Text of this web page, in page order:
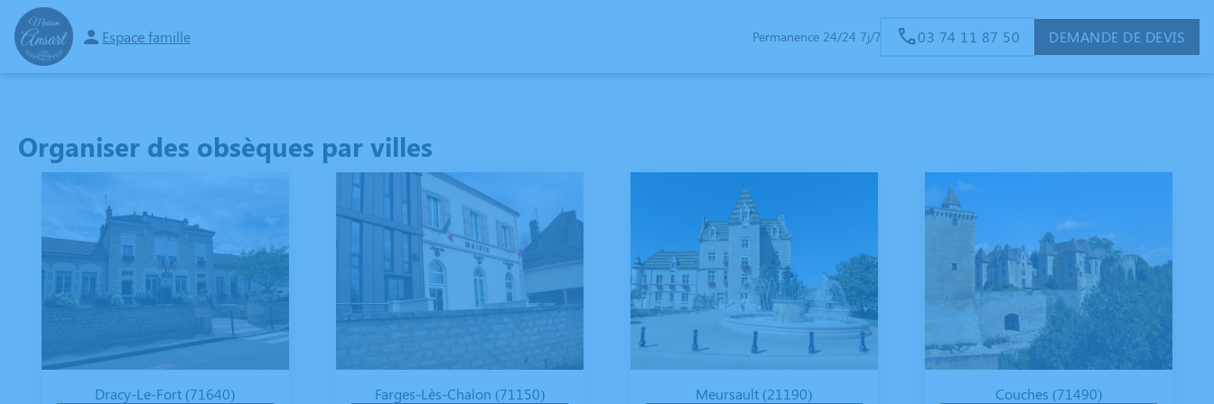
Espace famille Permanence 24/24 7j/7 03 74 11 87 50 DEMANDE DE DEVIS
NOS SERVICES NOTRE AGENCE
Organiser des obsèques par villes
Dracy-Le-Fort (71640)
Farges-Lès-Chalon (71150)
Meursault (21190)
Couches (71490)